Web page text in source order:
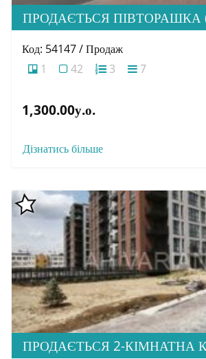
Код: 54147 / Продаж
1
42 3 7
1,300.00у.о.
Дізнатись більше